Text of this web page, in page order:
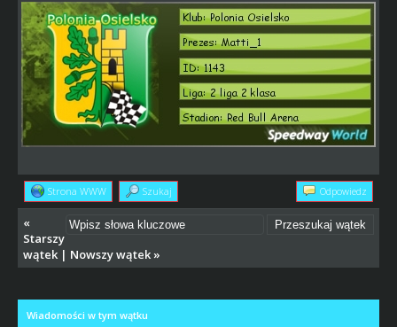
Strona WWW Szukaj Odpowiedz
«
Starszy
wątek| Nowszy wątek»
Wiadomości w tym wątku